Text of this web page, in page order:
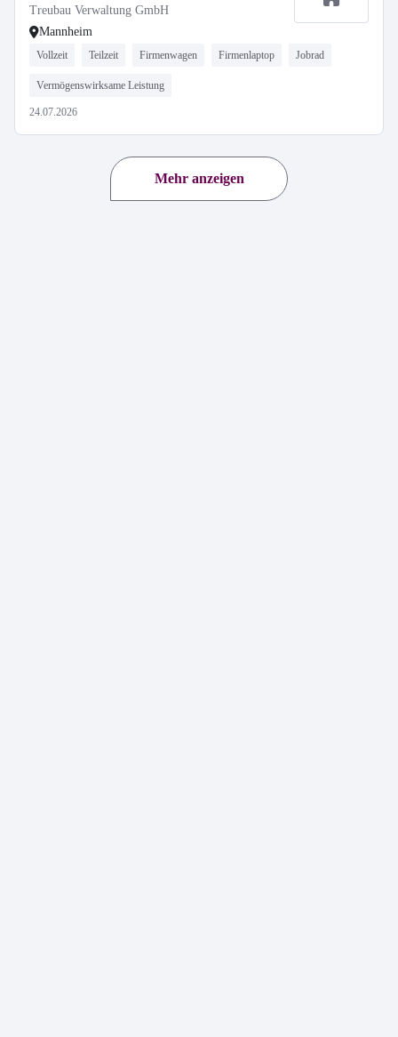
Treubau Verwaltung GmbH
Mannheim
Vollzeit Teilzeit Firmenwagen Firmenlaptop Jobrad
Vermögenswirksame Leistung
24.07.2026
Mehr anzeigen